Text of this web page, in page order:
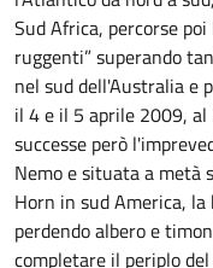
Sud Africa, percorse
ruggenti” superando
nel sud dell'Australia e
il 4 e il 5 aprile 2009,
successe però
Nemo e situata a metà
Horn in sud America, la
perdendo albero e
completare il periplo